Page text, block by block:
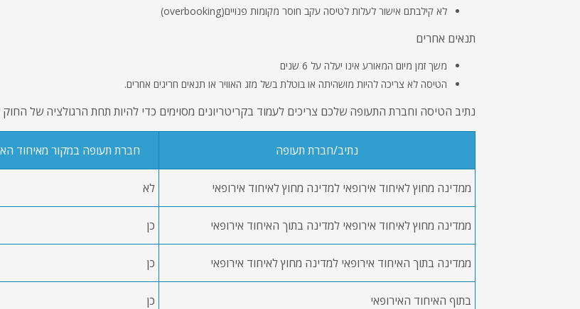
לא קילבתם אישור לעלות לטיסה עקב חוסר מקומות פנויים(overbooking)
תנאים אחרים
משך זמן מיום המאורע אינו יעלה על 6 שנים
הטיסה לא צריכה להיות מושהיתה או בוטלת בשל מזג האוויר או תנאים חריגים אחרים.
נתיב הטיסה וחברת התעופה שלכם צריכים לעמוד בקריטריונים מסוימים כדי להיות תחת הרגולציה של החוק
נתיב/חברת תעופה חברת תעופה במקור מאיחוד
ממדינה מחוץ לאיחוד אירופאי למדינה מחוץ לאיחוד אירופאי לא
ממדינה מחוץ לאיחוד אירופאי למדינה בתוך האיחוד אירופאי כן
ממדינה בתוך האיחוד אירופאי למדינה מחוץ לאיחוד אירופאי כן
בתוף האיחוד האירופאי כן